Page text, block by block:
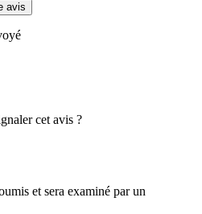
avis
cet avis ?
et sera examiné par un